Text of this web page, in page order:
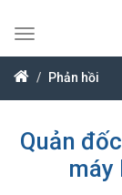
Toggle
navigation
Phản hồi
Quản
máy